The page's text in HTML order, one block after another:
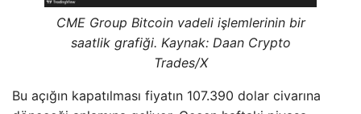
CME Group Bitcoin vadeli işlemlerinin bir
saatlik grafiği. Kaynak: Daan Crypto
Trades/X
Bu açığın kapatılması fiyatın 107.390 dolar civarına